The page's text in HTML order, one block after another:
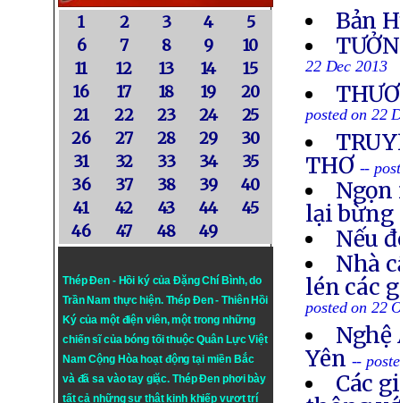
1 2 3 4
5
6
7 8 9
10
11
12 13 14
15
16
17 18 19
20
21
22 23 24
25
26
27 28 29
30
31
32 33 34
35
36
37 38 39
40
41
42 43 44
45
46
47 48 49
Thép Đen - Hồi ký của Đặng Chí Bình, do
Trần Nam thực hiện. Thép Đen- Thiên Hồi
Ký của một điện viên, một trong những
chiến sĩ của bóng tối thuộc Quân Lực Việt
Nam Cộng Hòa hoạt động tại miền Bắc
và đã sa vào tay giặc. Thép Đen phơi bày
tất cả những sự thật kinh khiếp vượt trí
Bản
22 Dec 2013
posted on 22
THƠ --
lại bừng
Nếu
Nhà
lén các
posted on 22
Nghệ
Yên --
Các